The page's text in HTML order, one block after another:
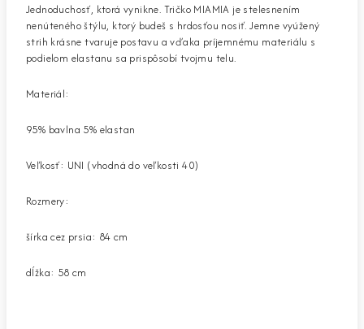
Jednoduchosť, ktorá vynikne. Tričko MIAMIA je stelesnením
nenúteného štýlu, ktorý budeš s hrdosťou nosiť. Jemne vyúžený
strih krásne tvaruje postavu a vďaka príjemnému materiálu s
podielom elastanu sa prispôsobí tvojmu telu.
Materiál:
95% bavlna 5% elastan
Veľkosť: UNI (vhodná do veľkosti 40)
Rozmery:
šírka cez prsia: 84 cm
dĺžka: 58 cm